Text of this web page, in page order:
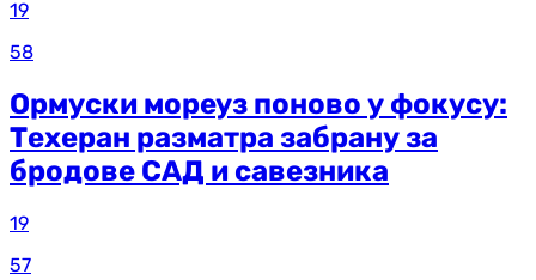
19
58
Ормуски мореуз поново у фокусу:
Техеран разматра забрану за
бродове САД и савезника
19
57